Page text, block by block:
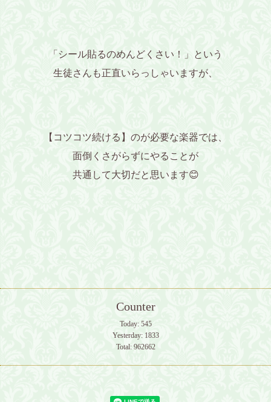
「シール貼るのめんどくさい！」という
生徒さんも正直いらっしゃいますが、
【コツコツ続ける】のが必要な楽器では、
面倒くさがらずにやることが
共通して大切だと思います😊
Counter
Today: 545
Yesterday: 1833
Total: 962662